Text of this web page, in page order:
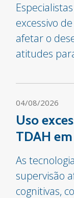
excessivo
afetar o
atitudes
04/08/2026
Uso
TDAH
As
supervisão
cognitivas,